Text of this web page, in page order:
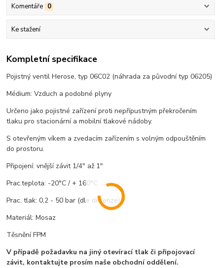
Komentáře 0
Ke stažení
Kompletní specifikace
Pojistný ventil Herose, typ 06C02 (náhrada za původní typ 06205)
Médium: Vzduch a podobné plyny
Určeno jako pojistné zařízení proti nepřípustným překročením
tlaku pro stacionární a mobilní tlakové nádoby.
S otevřeným víkem a zvedacím zařízením s volným odpouštěním
do prostoru.
Připojení: vnější závit 1/4" až 1"
Prac.teplota: -20°C / + 160°C
Prac. tlak: 0,2 - 50 bar (dle dimenze)
Materiál: Mosaz
Těsnění FPM
V případě požadavku na jiný otevírací tlak či připojovací
závit, kontaktujte prosím naše obchodní oddělení.